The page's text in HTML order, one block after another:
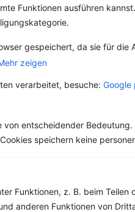
Funktionen ausführen
gespeichert, da sie für die
zeigen
verarbeitet, besuche: Google
entscheidender Bedeutung.
speichern keine
Funktionen, z. B. beim Teilen
anderen Funktionen von
Abnehmbremse
Salz ist ein
und aus unserer Küche
nicht mehr weg zu
Rezepte
Chiasamen-Porridge mit Kokosmehl und Himbeeren